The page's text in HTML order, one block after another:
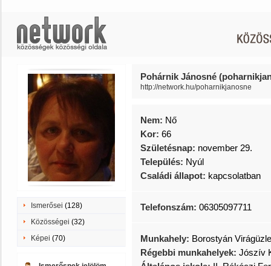
Ismerősei (128)
Közösségei (32)
Képei (70)
Pohárnik Jánosné
http://network.hu/poharnikjanosne
Nem: Nő
Kor: 66
Születésnap: november 29.
Település: Nyúl
Családi állapot: kapcsolatban
Telefonszám: 06305097711
Munkahely: Borostyán
Régebbi munkahelyek: Jószív